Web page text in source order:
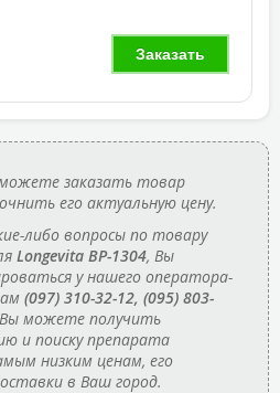
Заказать
заказать товар
его актуальную цену.
либо вопросы по товару
Longevita BP-1304, Вы
у нашего оператора-
(097) 310-32-12, (095) 803-
можете получить
и поиску препарата
низким ценам, его
в Ваш город.